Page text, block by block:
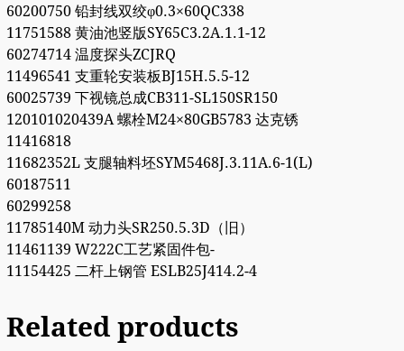
60200750 铅封线双绞φ0.3×60QC338
11751588 黄油池竖版SY65C3.2A.1.1-12
60274714 温度探头ZCJRQ
11496541 支重轮安装板BJ15H.5.5-12
60025739 下视镜总成CB311-SL150SR150
120101020439A 螺栓M24×80GB5783 达克锈
11416818
11682352L 支腿轴料坯SYM5468J.3.11A.6-1(L)
60187511
60299258
11785140M 动力头SR250.5.3D（旧）
11461139 W222C工艺紧固件包-
11154425 二杆上钢管 ESLB25J414.2-4
Related products